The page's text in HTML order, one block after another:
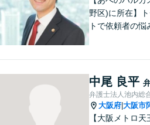
野区)に所在】
トで依頼者の悩
中尾 良平
弁護士法人池内総
大阪府 大阪市
【大阪メトロ